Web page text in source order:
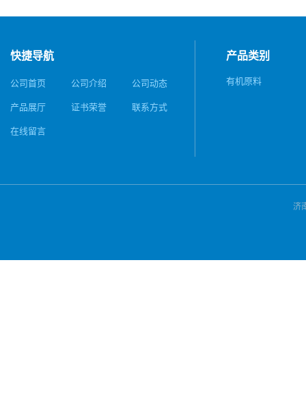
快捷导航
公司首页 公司介绍 公司动态
产品展厅 证书荣誉 联系方式
在线留言
产品类别
有机原料
济